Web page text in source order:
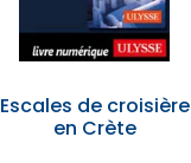
Escales de croisière
en Crète